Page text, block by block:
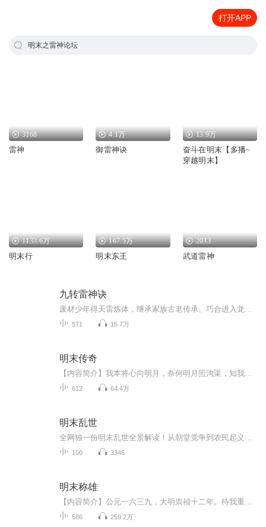
打开APP
明末之雷神论坛
3168
雷神
4.1万
御雷神诀
13.9万
奋斗在明末【多播~
穿越明末】
1133.6万
明末行
167.5万
明末东王
2033
武道雷神
九转雷神诀
571 15.7万
明末传奇
612 64.4万
明末乱世
100 3346
明末称雄
586 259.2万